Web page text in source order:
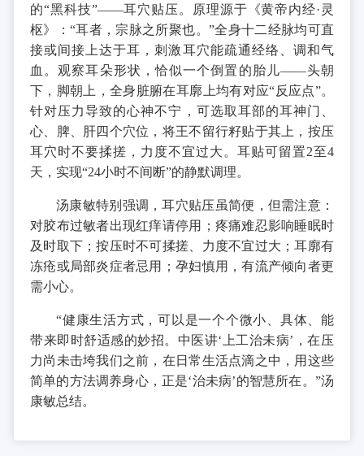
的“黑科技”——耳穴贴压。原理源于《黄帝内经·灵
枢》：“耳者，宗脉之所聚也。”全身十二经脉均可直
接或间接上达于耳，刺激耳穴能疏通经络、调和气
血。观察耳朵形状，恰似一个倒置的胎儿——头朝
下，脚朝上，全身脏腑在耳廓上均有对应“反应点”。
针对压力导致的心神不宁，可选取耳部的耳神门、
心、脾、肝四个穴位，将王不留行籽贴于其上，按压
耳穴时不要揉搓，力度不宜过大。耳贴可留置2至4
天，实现“24小时不间断”的静默调理。
汤康敏特别强调，耳穴贴压虽简便，但需注意：
对胶布过敏者出现红痒请停用；疼痛难忍影响睡眠时
及时取下；按压时不可揉搓、力度不宜过大；耳廓有
冻疮或局部炎症者忌用；孕妇慎用，有流产倾向者更
需小心。
“健康生活方式，可以是一个个微小、具体、能
带来即时舒适感的妙招。中医讲‘上工治未病’，在压
力尚未击垮我们之前，在日常生活点滴之中，用这些
简单的方法调养身心，正是‘治未病’的智慧所在。”汤
康敏总结。